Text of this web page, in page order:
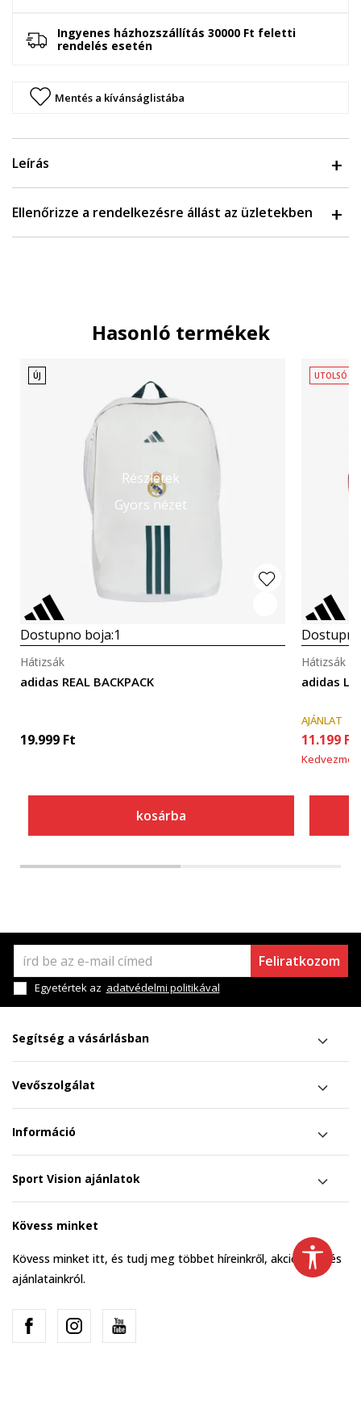
Ingyenes házhozszállítás 30000 Ft feletti
rendelés esetén
Mentés a kívánságlistába
Leírás
Ellenőrizze a rendelkezésre állást az üzletekben
Hasonló termékek
Részletek
Gyors nézet
ÚJ
Dostupno boja:1
adidas REAL BACKPACK
Hátizsák
19.999 Ft
kosárba
UTOLSÓ
adidas
Hátizsák
AJÁNLAT
11.199 Ft
Feliratkozom
Egyetértek az adatvédelmi politikával
Segítség a vásárlásban
Vevőszolgálat
Információ
Sport Vision ajánlatok
Kövess minket
Kövess minket itt, és tudj meg többet híreinkről, akcióinkról és
ajánlatainkról.